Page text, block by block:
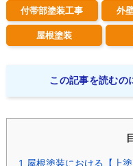
付帯部塗装工事 外
屋根塗装
この記事を読むの
1 屋根塗装における【上